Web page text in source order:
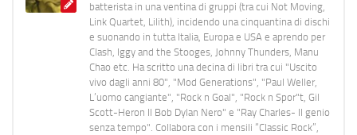
batterista in una ventina di gruppi (tra cui Not Moving,
Link Quartet, Lilith), incidendo una cinquantina di dischi
e suonando in tutta Italia, Europa e USA e aprendo per
Clash, Iggy and the Stooges, Johnny Thunders, Manu
Chao etc. Ha scritto una decina di libri tra cui "Uscito
vivo dagli anni 80", "Mod Generations", "Paul Weller,
L’uomo cangiante", "Rock n Goal", "Rock n Spor"t, Gil
Scott-Heron Il Bob Dylan Nero" e "Ray Charles- Il genio
senza tempo". Collabora con i mensili “Classic Rock”,